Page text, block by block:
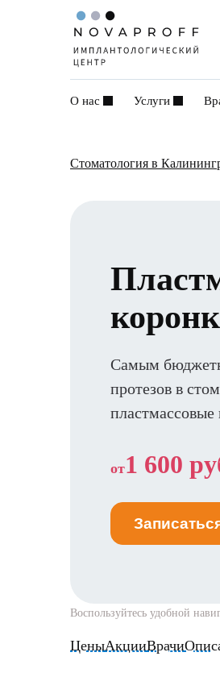
О нас Услуги
Стоматология в
Самым
протезов в
от1 600
Воспользуйтесь удобной
ЦеныАкцииВрачи